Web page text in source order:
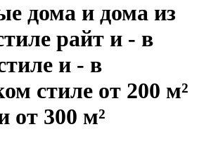
дома и дома из
райт и - в
и - в
стиле от 200 м²
от 300 м²